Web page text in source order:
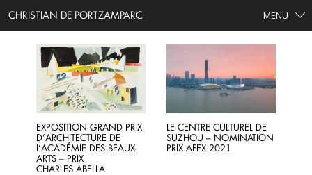
CHRISTIAN DE PORTZAMPARC MENU
EXPOSITION GRAND PRIX
D’ARCHITECTURE DE
L’ACADÉMIE DES BEAUX-
ARTS – PRIX
CHARLES ABELLA
LE CENTRE CULTUREL DE
SUZHOU – NOMINATION
PRIX AFEX 2021